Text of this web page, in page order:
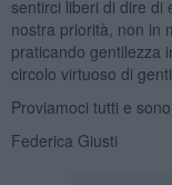
sentirci liberi di dire di
nostra priorità, non in
praticando gentilezza
circolo virtuoso di
Proviamoci tutti e
Federica Giusti